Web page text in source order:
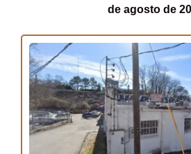
de agosto de